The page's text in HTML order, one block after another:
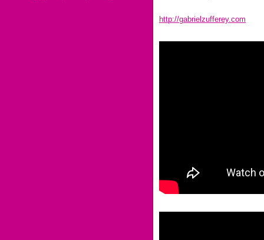
http://gabrielzufferey.com